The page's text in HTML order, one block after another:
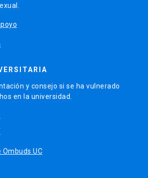
y consejo si se ha vulnerado
en la universidad.
Ombuds UC